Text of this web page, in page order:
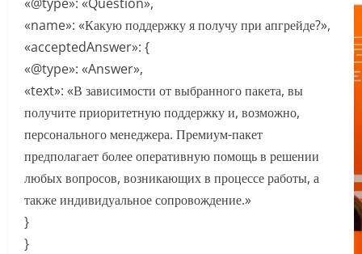
«name»: «Какую поддержку я получу при апгрейде?»,
«acceptedAnswer»: {
«@type»: «Answer»,
«text»: «В зависимости от выбранного пакета, вы
получите приоритетную поддержку и, возможно,
персонального менеджера. Премиум-пакет
предполагает более оперативную помощь в решении
любых вопросов, возникающих в процессе работы, а
также индивидуальное сопровождение.»
}
}